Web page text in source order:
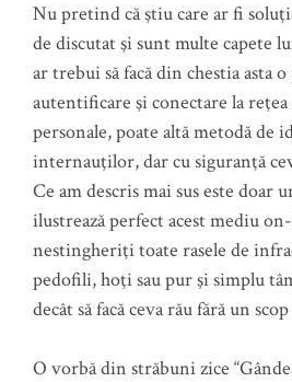
Nu pretind că ştiu care ar fi
de discutat şi sunt multe capete
ar trebui să facă din chestia asta
autentificare şi conectare la reţea
personale, poate altă metodă de
internauţilor, dar cu siguranţă
Ce am descris mai sus este doar
ilustrează perfect acest mediu
nestingheriţi toate rasele de
pedofili, hoţi sau pur şi simplu
decât să facă ceva rău fără un
O vorbă din străbuni zice